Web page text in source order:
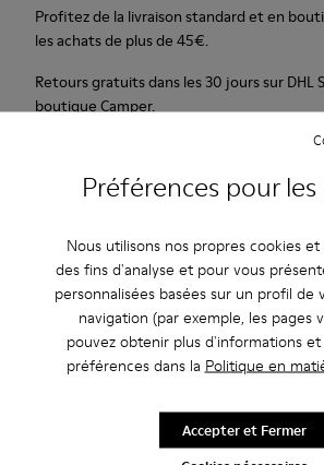
Préférences pour les
Nous utilisons nos propres cookies
des fins d'analyse et pour vous
personnalisées basées sur un profil de
navigation (par exemple, les pages
pouvez obtenir plus d'informations
préférences dans la Politique en
Accepter et Fermer
Profitez de la livraison standard et en
les achats de plus de 45€.
Retours gratuits dans les 30 jours sur DHL
boutique Camper.
Pour le printemps-été 2013 Camper
sandale ouverte marron et beige avec
compensée de 6,5 cm. Elle est
Entretien
Nos chaussures sont confectionnées à